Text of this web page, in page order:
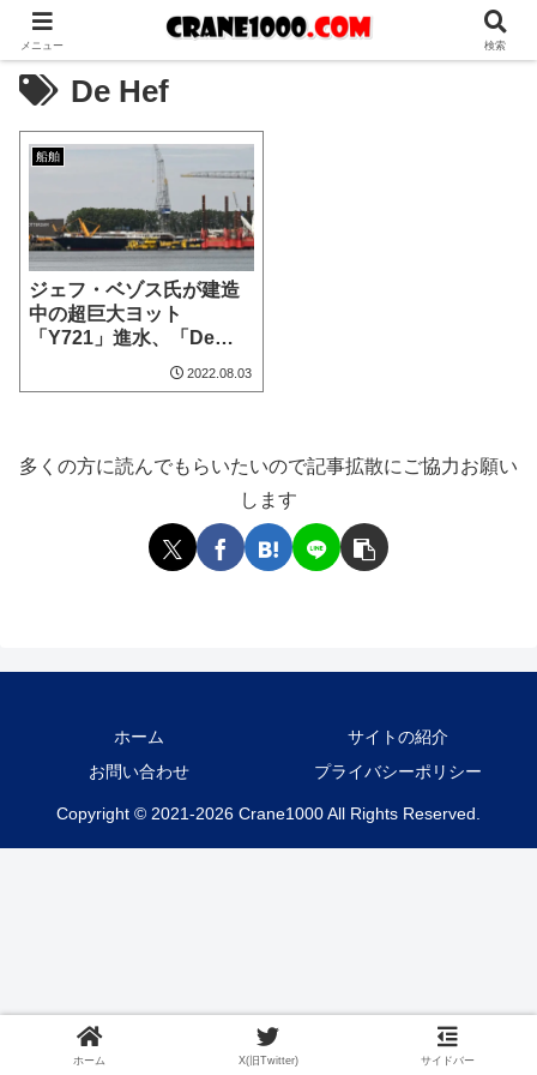
De Hef
船舶
ジェフ・ベゾス氏が建造
中の超巨大ヨット
「Y721」進水、「De
Hef」は大丈夫？
2022.08.03
多くの方に読んでもらいたいので記事拡散にご協力お願い
します
ホーム
サイトの紹介
お問い合わせ
プライバシーポリシー
Copyright © 2021-2026 Crane1000 All Rights Reserved.
メニュー 検索
ホーム X(旧Twitter) サイドバー